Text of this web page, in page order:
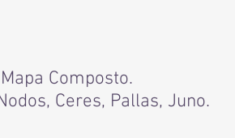
Composto.
Ceres, Pallas, Juno.